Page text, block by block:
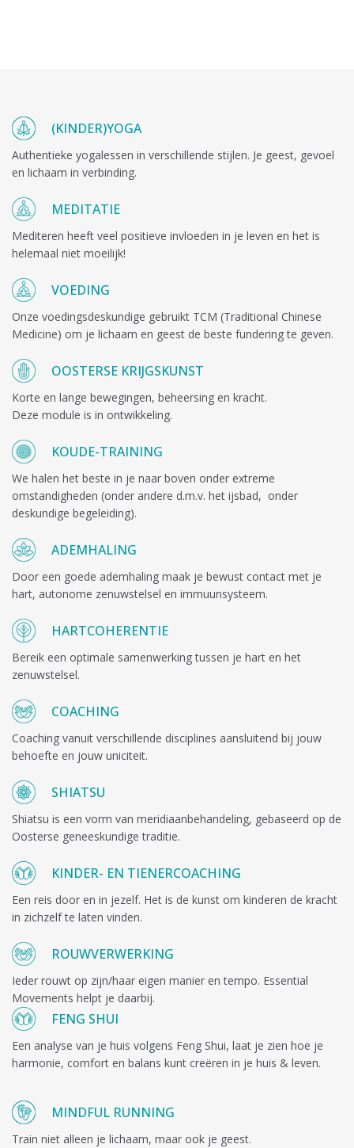
(KINDER)YOGA
Authentieke yogalessen in verschillende stijlen. Je geest, gevoel
en lichaam in verbinding.
MEDITATIE
Mediteren heeft veel positieve invloeden in je leven en het is
helemaal niet moeilijk!
VOEDING
Onze voedingsdeskundige gebruikt TCM (Traditional Chinese
Medicine) om je lichaam en geest de beste fundering te geven.
OOSTERSE KRIJGSKUNST
Korte en lange bewegingen, beheersing en kracht.
Deze module is in ontwikkeling.
KOUDE-TRAINING
We halen het beste in je naar boven onder extreme
omstandigheden (onder andere d.m.v. het ijsbad, onder
deskundige begeleiding).
ADEMHALING
Door een goede ademhaling maak je bewust contact met je
hart, autonome zenuwstelsel en immuunsysteem.
HARTCOHERENTIE
Bereik een optimale samenwerking tussen je hart en het
zenuwstelsel.
COACHING
Coaching vanuit verschillende disciplines aansluitend bij jouw
behoefte en jouw uniciteit.
SHIATSU
Shiatsu is een vorm van meridiaanbehandeling, gebaseerd op de
Oosterse geneeskundige traditie.
KINDER- EN TIENERCOACHING
Een reis door en in jezelf. Het is de kunst om kinderen de kracht
in zichzelf te laten vinden.
ROUWVERWERKING
Ieder rouwt op zijn/haar eigen manier en tempo. Essential
Movements helpt je daarbij.
FENG SHUI
Een analyse van je huis volgens Feng Shui, laat je zien hoe je
harmonie, comfort en balans kunt creëren in je huis & leven.
MINDFUL RUNNING
Train niet alleen je lichaam, maar ook je geest.